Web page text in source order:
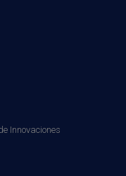
Innovaciones